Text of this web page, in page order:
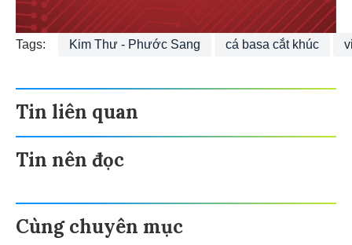
Tags: Kim Thư - Phước Sang cá basa cắt khúc
Tin liên quan
Tin nên đọc
Cùng chuyên mục